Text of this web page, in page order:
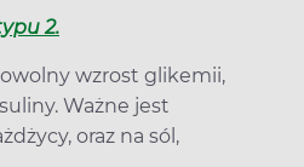
2.
wzrost glikemii,
Ważne jest
oraz na sól,